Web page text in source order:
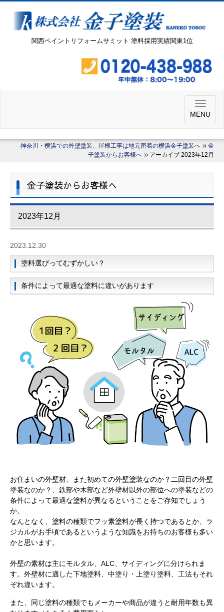
関西ペイントリフォームサミット 塗料採用実績関東1位
MENU
神奈川・横浜での外壁塗装、屋根工事は地元密着の横浜金子塗装へ
金
子塗装からお客様へ
アーカイブ 2023年12月
金子塗装からお客様へ
2023年12月
2023.12.30
塗料選びってむずかしい？
条件によって最適な塗料に違いがあります
お住まいの外壁材、また初めての外壁塗装なのか？二回目の外壁
塗装なのか？、鉄部や木部など外壁材以外の部位への塗装などの
条件によって最適な塗料が異なるということをご存知でしょう
か。
なんとなく、塗料の種類でフッ素塗料が長く持つであるとか、ラ
ジカルがお手頃であるというような知識をお持ちのお客様も多い
かと思います。
外壁の素材は主にモルタル、ALC、サイディングに分けられま
す。外壁材に適した下地塗料、中塗り・上塗り塗料、工法もそれ
ぞれ違います。
また、同じ塗料の種類でもメーカーや商品が違うと耐用年数も異